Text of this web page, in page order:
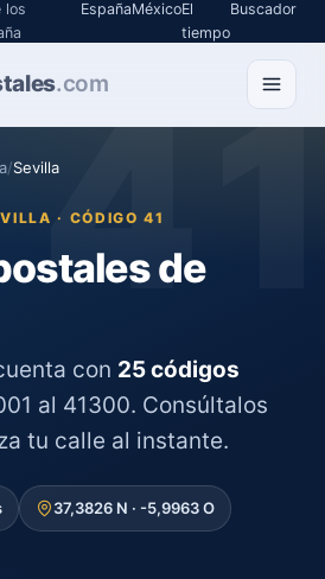
los
EspañaMéxicoEl
tiempo
Buscador
.com
/Sevilla
· CÓDIGO 41
de
con 25 códigos
al 41300. Consúltalos
tu calle al instante.
37,3826 N · -5,9963 O